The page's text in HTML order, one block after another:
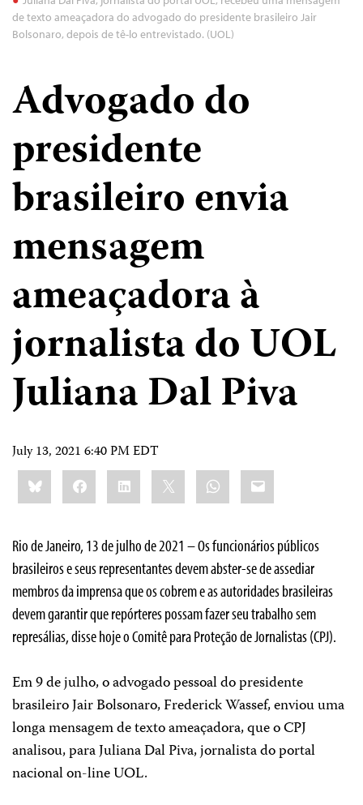
de texto ameaçadora do advogado do presidente brasileiro Jair
Bolsonaro, depois de tê-lo entrevistado. (UOL)
Advogado do
presidente
brasileiro envia
mensagem
ameaçadora à
jornalista do UOL
Juliana Dal Piva
July 13, 2021 6:40 PM EDT
Share
this:BlueskyFacebookLinkedIn WhatsApp
Email
Rio de Janeiro, 13 de julho de 2021 – Os funcionários públicos
brasileiros e seus representantes devem abster-se de assediar
membros da imprensa que os cobrem e as autoridades brasileiras
devem garantir que repórteres possam fazer seu trabalho sem
represálias, disse hoje o Comitê para Proteção de Jornalistas (CPJ).
Em 9 de julho, o advogado pessoal do presidente
brasileiro Jair Bolsonaro, Frederick Wassef, enviou uma
longa mensagem de texto ameaçadora, que o CPJ
analisou, para Juliana Dal Piva, jornalista do portal
nacional on-line UOL.